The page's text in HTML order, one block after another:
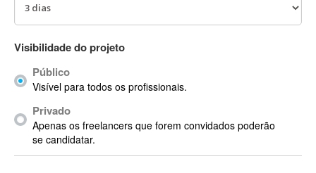
ACDSee
ACID Pro
ACPI
Acrobat X
ACT
Actian
Actimize
Visibilidade do projeto
Público
Visível para todos os profissionais.
Privado
Apenas os freelancers que forem convidados poderão
se candidatar.